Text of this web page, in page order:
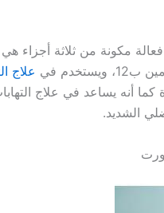
مكونة من ثلاثة أجزاء هي
في
علاج
كما أنه يساعد في علاج
الشديد.